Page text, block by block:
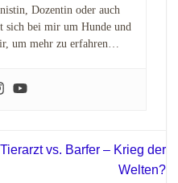
Dozentin oder auch
bei mir um Hunde und
um mehr zu erfahren…
Tierarzt vs. Barfer – Krieg der
Welten?